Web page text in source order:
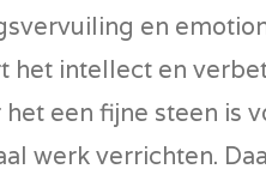
en
het intellect en
een fijne steen is
werk verrichten.